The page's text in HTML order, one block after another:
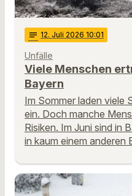
notes 12. Juli 2026 10:01
Unfälle
Viele Menschen
Bayern
Im Sommer laden viele
ein. Doch manche
Risiken. Im Juni sind in
in kaum einem anderen